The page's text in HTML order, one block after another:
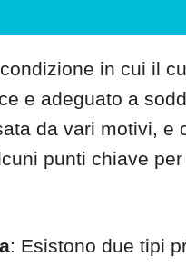
in cui il
e adeguato a
da vari motivi, e
punti chiave
: Esistono due tipi